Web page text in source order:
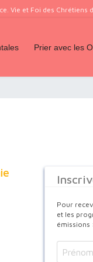
Vie et Foi des Chrétiens
Prier avec les
Pour
et les
émissions :